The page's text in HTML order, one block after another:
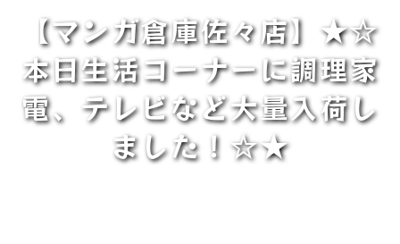
【マンガ倉庫佐々店】★☆
本日生活コーナーに調理家
電、テレビなど大量入荷し
ました！☆★